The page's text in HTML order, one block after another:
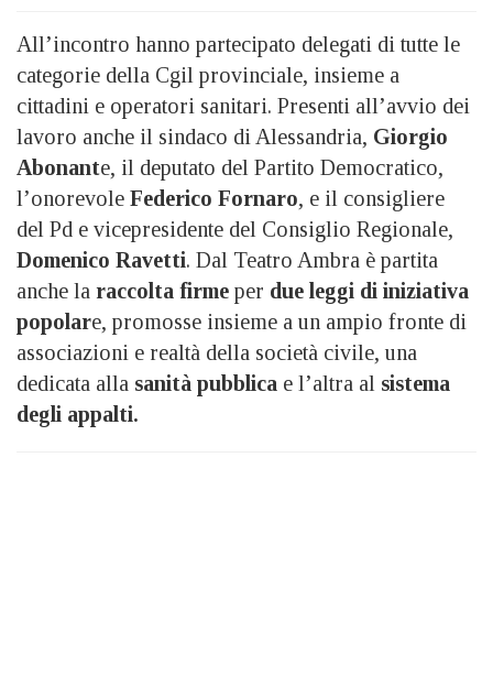
All’incontro hanno partecipato delegati di tutte le
categorie della Cgil provinciale, insieme a
cittadini e operatori sanitari. Presenti all’avvio dei
lavoro anche il sindaco di Alessandria, Giorgio
Abonante, il deputato del Partito Democratico,
l’onorevole Federico Fornaro, e il consigliere
del Pd e vicepresidente del Consiglio Regionale,
Domenico Ravetti. Dal Teatro Ambra è partita
anche la raccolta firme per due leggi di iniziativa
popolare, promosse insieme a un ampio fronte di
associazioni e realtà della società civile, una
dedicata alla sanità pubblica e l’altra al sistema
degli appalti.